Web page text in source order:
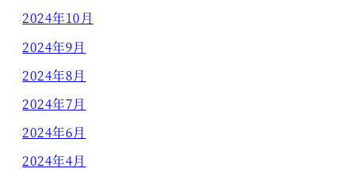
2024年10月
2024年9月
2024年8月
2024年7月
2024年6月
2024年4月